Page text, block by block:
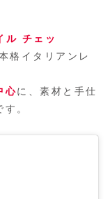
チェッ
格イタリアンレ
心に、素材と手仕
。